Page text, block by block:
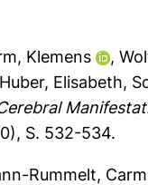
Klemens ,
Huber, Elisabeth,
S. 532-534.
Rummelt,